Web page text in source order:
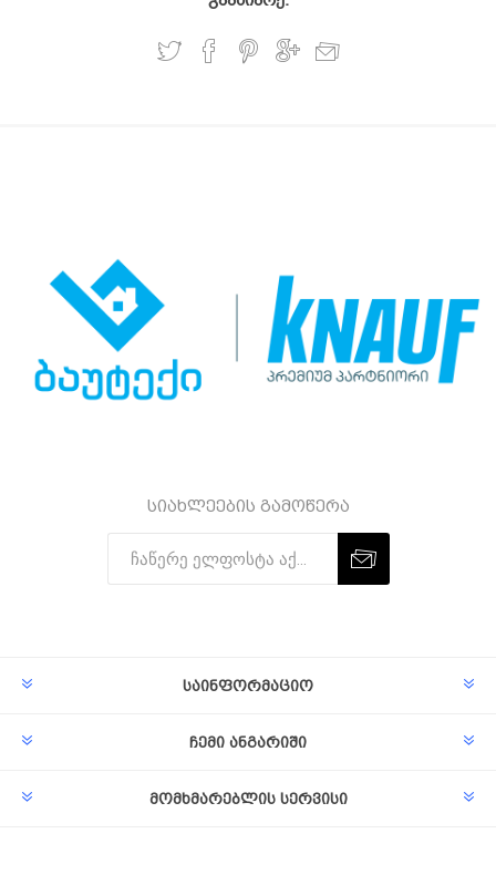
სიახლეების გამოწერა
საინფორმაციო
ჩემი ანგარიში
მომხმარებლის სერვისი